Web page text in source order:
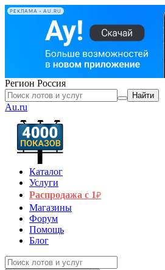
РЕКЛАМА • AU.RU
Регион Россия
Найти
Au.ru
Каталог
Услуги
Распродажа с 1₽
Магазины
Форум
Помощь
Блог